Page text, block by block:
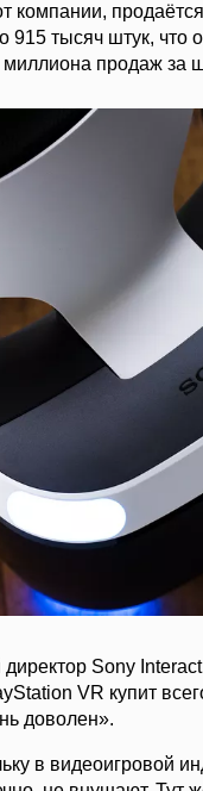
компании,
915 тысяч штук, что
продаж за
Sony
VR купит
доволен».
в видеоигровой